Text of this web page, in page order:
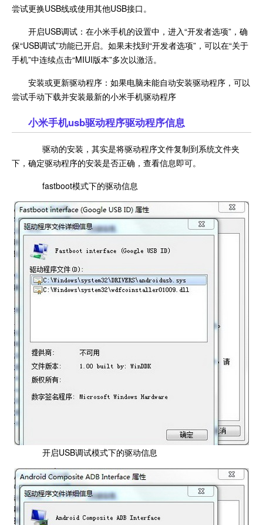
尝试更换USB线或使用其他USB接口。
开启USB调试：在小米手机的设置中，进入“开发者选项”，确
保“USB调试”功能已开启。如果未找到“开发者选项”，可以在“关于
手机”中连续点击“MIUI版本”多次以激活。
安装或更新驱动程序：如果电脑未能自动安装驱动程序，可以
尝试手动下载并安装最新的小米手机驱动程序
小米手机usb驱动程序驱动程序信息
驱动的安装，其实是将驱动程序文件复制到系统文件夹
下，确定驱动程序的安装是否正确，查看信息即可。
fastboot模式下的驱动信息
开启USB调试模式下的驱动信息